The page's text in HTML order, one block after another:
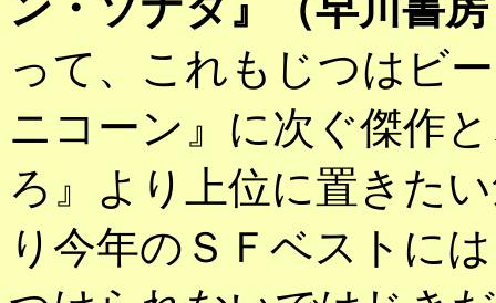
って、これもじつはビ
ニコーン』に次ぐ傑作
ろ』より上位に置きた
り今年のＳＦベストに